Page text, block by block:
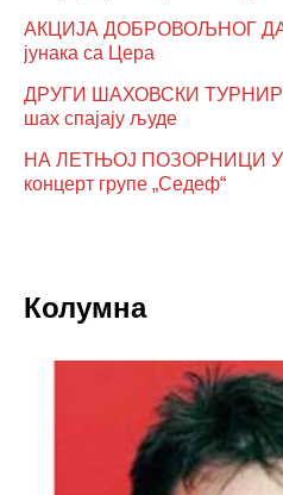
АКЦИЈА ДОБРОВОЉНОГ
јунака са Цера
ДРУГИ ШАХОВСКИ ТУРНИР
шах спајају људе
НА ЛЕТЊОЈ ПОЗОРНИЦИ У
концерт групе „Седеф“
Колумна